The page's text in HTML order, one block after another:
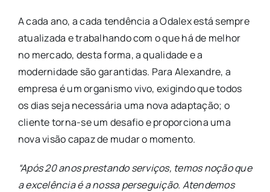
A cada ano, a cada tendência a Odalex está sempre
atualizada e trabalhando com o que há de melhor
no mercado, desta forma, a qualidade e a
modernidade são garantidas. Para Alexandre, a
empresa é um organismo vivo, exigindo que todos
os dias seja necessária uma nova adaptação; o
cliente torna-se um desafio e proporciona uma
nova visão capaz de mudar o momento.
“Após 20 anos prestando serviços, temos noção que
a excelência é a nossa perseguição. Atendemos